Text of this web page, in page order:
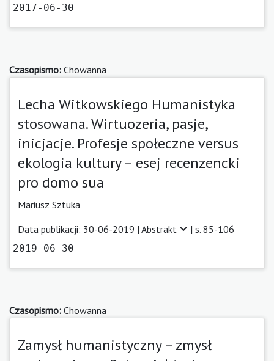
2017-06-30
Czasopismo: Chowanna
Lecha Witkowskiego Humanistyka
stosowana. Wirtuozeria, pasje,
inicjacje. Profesje społeczne versus
ekologia kultury – esej recenzencki
pro domo sua
Mariusz Sztuka
Data publikacji: 30-06-2019 | Abstrakt | s. 85-106
2019-06-30
Czasopismo: Chowanna
Zamysł humanistyczny – zmysł